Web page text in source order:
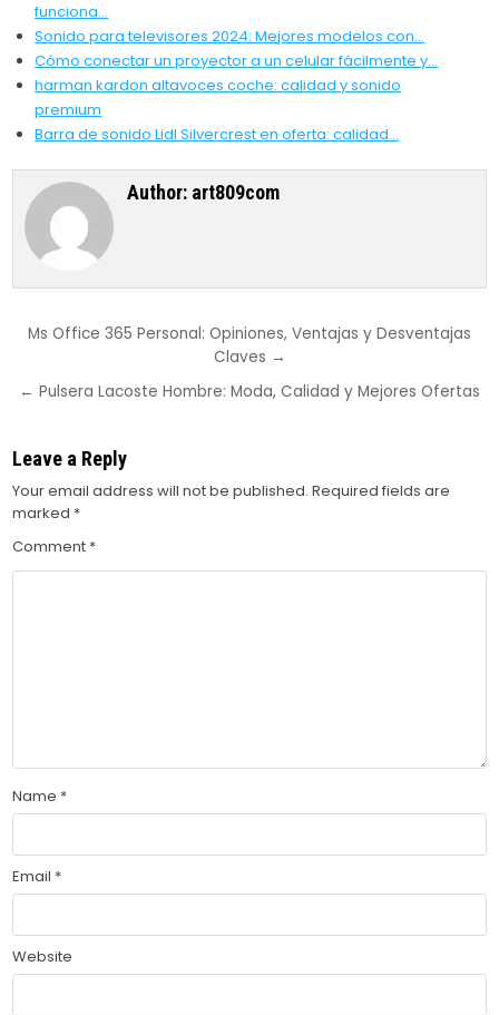
funciona…
Sonido para televisores 2024: Mejores modelos con…
Cómo conectar un proyector a un celular fácilmente y…
harman kardon altavoces coche: calidad y sonido
premium
Barra de sonido Lidl Silvercrest en oferta: calidad…
Author: art809com
Post
Ms Office 365 Personal: Opiniones, Ventajas y Desventajas
Claves →
← Pulsera Lacoste Hombre: Moda, Calidad y Mejores Ofertas
Leave a Reply
Your email address will not be published. Required fields are
marked *
Comment *
Name *
Email *
Website